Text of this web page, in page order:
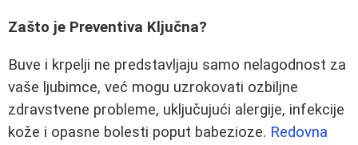
Zašto je Preventiva Ključna?
Buve i krpelji ne predstavljaju samo nelagodnost za
vaše ljubimce, već mogu uzrokovati ozbiljne
zdravstvene probleme, uključujući alergije, infekcije
kože i opasne bolesti poput babezioze. Redovna